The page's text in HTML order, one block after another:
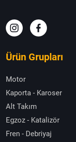
Ürün Grupları
Motor
Kaporta - Karoser
Alt Takım
Egzoz - Katalizör
Fren - Debriyaj